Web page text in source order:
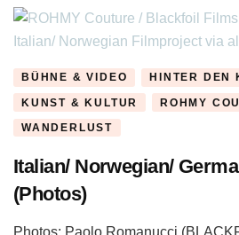
BÜHNE & VIDEO HINTER DEN
KUNST & KULTUR ROHMY
WANDERLUST
Italian/ Norwegian/
(Photos)
Photos: Paolo Romanucci